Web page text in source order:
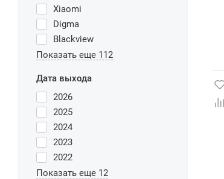
Xiaomi
Digma
Blackview
Показать еще 112
Дата выхода
2026
2025
2024
2023
2022
Показать еще 12